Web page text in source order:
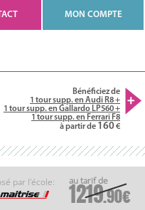
MON COMPTE
Bénéficiez de
1 tour supp. en Audi R8 +
1 tour supp. en Gallardo LP560 +
1 tour supp. en Ferrari F8
à partir de 160
1219.90
par l'école: